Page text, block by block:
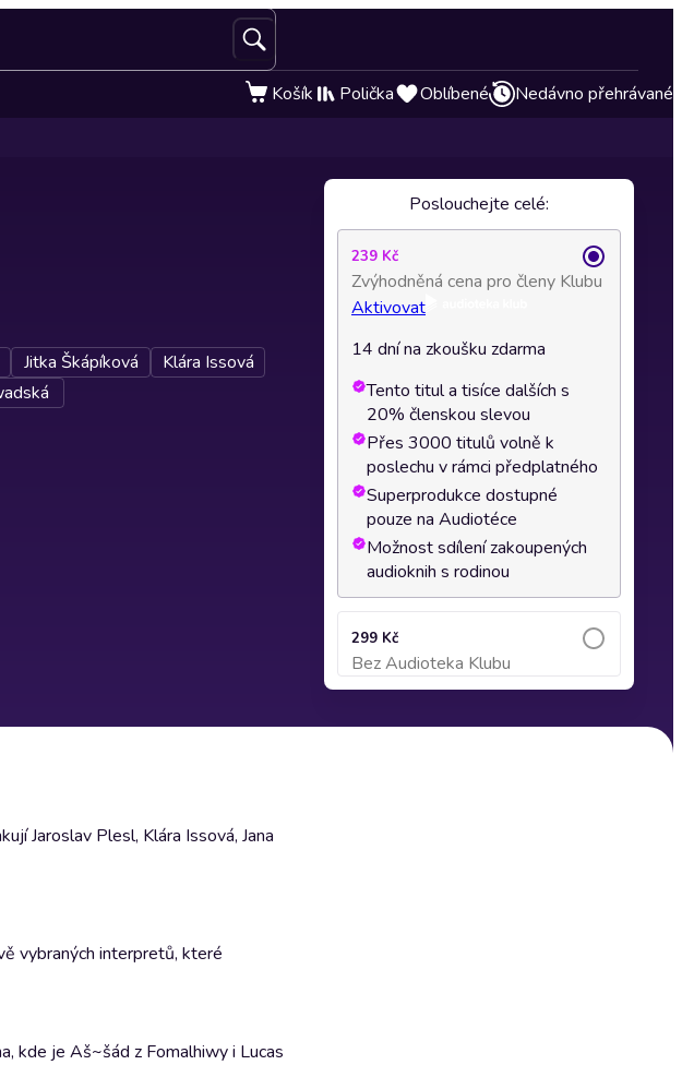
Košík Polička Oblíbené Nedávno přehrávané
Jitka Škápíková
Klára Issová
Jaroslav Plesl, Klára Issová, Jana
vybraných interpretů, které
kde je Aš~šád z Fomalhiwy i Lucas
Poslouchejte celé:
239 Kč
Zvýhodněná cena pro členy Klubu
Aktivovat
14 dní na zkoušku zdarma
Tento titul a tisíce dalších s
20% členskou slevou
Přes 3000 titulů volně k
poslechu v rámci předplatného
Superprodukce dostupné
pouze na Audiotéce
Možnost sdílení zakoupených
audioknih s rodinou
299 Kč
Bez Audioteka Klubu
Přidat do košíku